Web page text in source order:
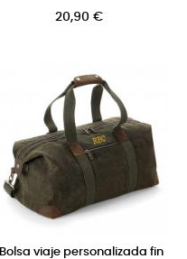
20,90 €
Bolsa viaje personalizada fin